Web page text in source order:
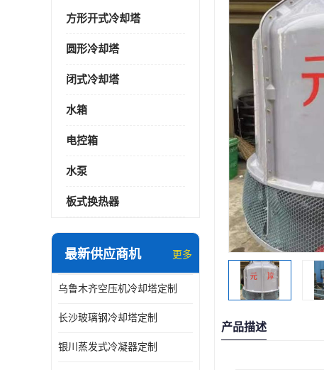
方形开式冷却塔
圆形冷却塔
闭式冷却塔
水箱
电控箱
水泵
板式换热器
最新供应商机 更多
乌鲁木齐空压机冷却塔定制
长沙玻璃钢冷却塔定制
银川蒸发式冷凝器定制
产品描述